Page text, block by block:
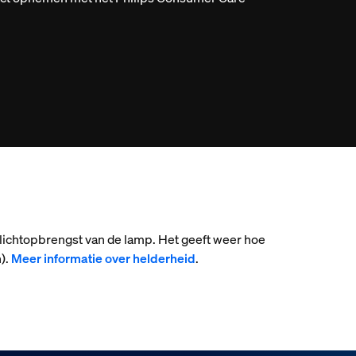
van de lamp. Het geeft weer hoe
Meer informatie over helderheid.